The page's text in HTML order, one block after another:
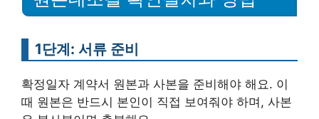
1단계: 서류 준비
확정일자 계약서 원본과 사본을 준비해야 해요. 이
때 원본은 반드시 본인이 직접 보여줘야 하며, 사본